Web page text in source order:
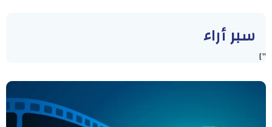
سبر أراء
"]